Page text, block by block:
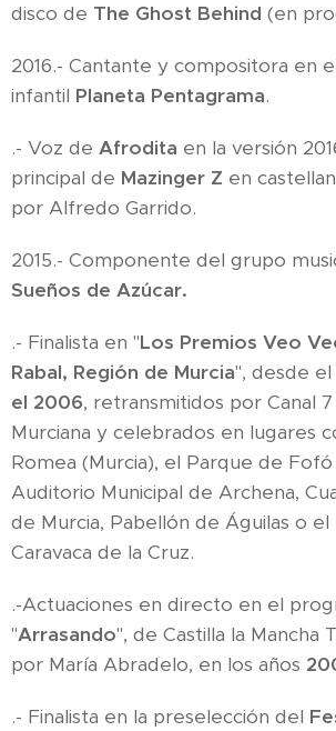
disco de The Ghost Behind (en
2016.- Cantante y compositora en
infantil Planeta Pentagrama.
.- Voz de Afrodita en la versión
principal de Mazinger Z en
por Alfredo Garrido.
2015.- Componente del grupo
Sueños de Azúcar.
.- Finalista en "Los Premios Veo
Rabal, Región de Murcia", desde el
el 2006, retransmitidos por Canal
Murciana y celebrados en lugares
Romea (Murcia), el Parque de Fofó
Auditorio Municipal de Archena,
de Murcia, Pabellón de Águilas o
Caravaca de la Cruz.
.-Actuaciones en directo en el
"Arrasando", de Castilla la Mancha
por María Abradelo, en los años
.- Finalista en la preselección del